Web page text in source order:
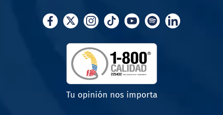
Tu opinión nos importa